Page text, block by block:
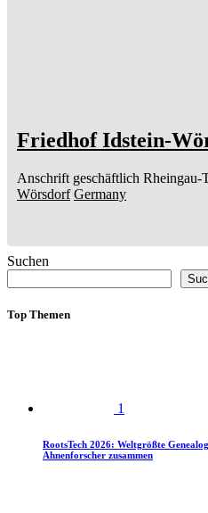
Friedhof Idstein-
Anschrift geschäftlich Rheingau-
Wörsdorf Germany
Suchen
Top Themen
1
RootsTech 2026: Weltgrößte
Ahnenforscher zusammen